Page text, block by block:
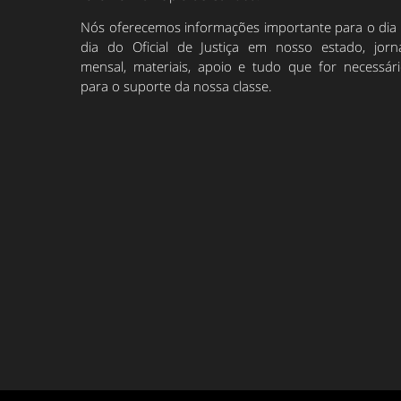
Nós oferecemos informações importante para o dia
dia do Oficial de Justiça em nosso estado,
mensal, materiais, apoio e tudo que for
para o suporte da nossa classe.